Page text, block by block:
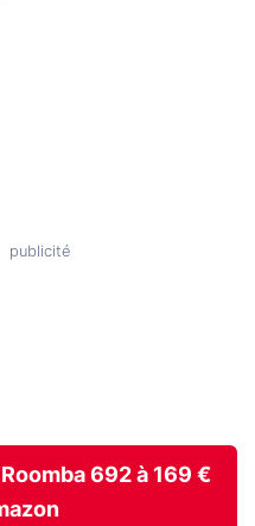
692 à 169 €